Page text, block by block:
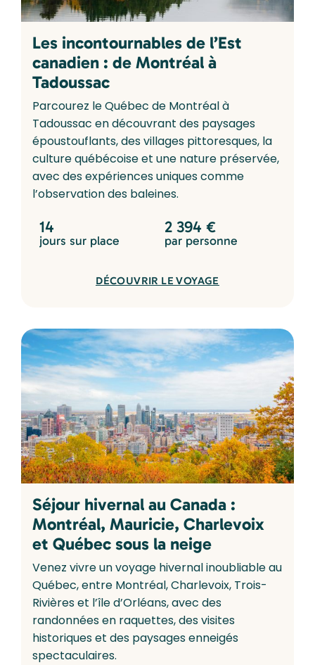
Les incontournables de l’Est
canadien : de Montréal à
Tadoussac
Parcourez le Québec de Montréal à
Tadoussac en découvrant des paysages
époustouflants, des villages pittoresques, la
culture québécoise et une nature préservée,
avec des expériences uniques comme
l’observation des baleines.
14
jours sur place
2 394 €
par personne
DÉCOUVRIR LE VOYAGE
Séjour hivernal au Canada :
Montréal, Mauricie, Charlevoix
et Québec sous la neige
Venez vivre un voyage hivernal inoubliable au
Québec, entre Montréal, Charlevoix, Trois-
Rivières et l’île d’Orléans, avec des
randonnées en raquettes, des visites
historiques et des paysages enneigés
spectaculaires.